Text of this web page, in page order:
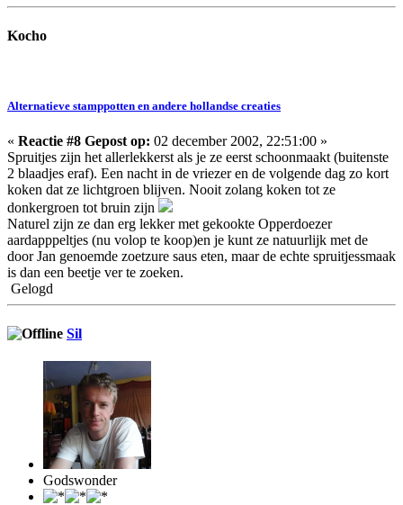
Kocho
Alternatieve stamppotten en andere hollandse creaties
« Reactie #8 Gepost op: 02 december 2002, 22:51:00 »
Spruitjes zijn het allerlekkerst als je ze eerst schoonmaakt (buitenste
2 blaadjes eraf). Een nacht in de vriezer en de volgende dag zo kort
koken dat ze lichtgroen blijven. Nooit zolang koken tot ze
donkergroen tot bruin zijn
Naturel zijn ze dan erg lekker met gekookte Opperdoezer
aardapppeltjes (nu volop te koop)en je kunt ze natuurlijk met de
door Jan genoemde zoetzure saus eten, maar de echte spruitjessmaak
is dan een beetje ver te zoeken.
Gelogd
Sil
Godswonder